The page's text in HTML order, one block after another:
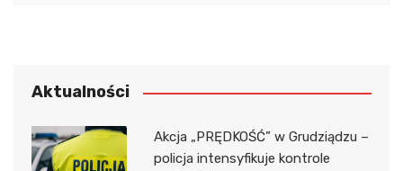
Aktualności
Akcja „PRĘDKOŚĆ” w Grudziądzu –
policja intensyfikuje kontrole